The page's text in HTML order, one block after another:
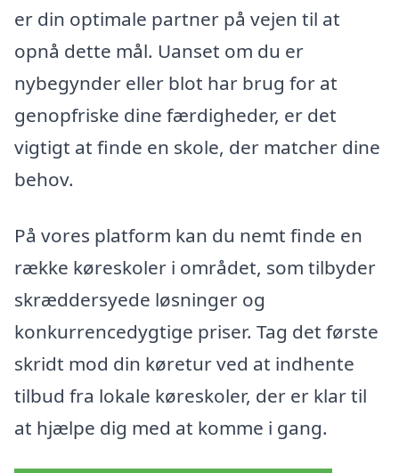
er din optimale partner på vejen til at
opnå dette mål. Uanset om du er
nybegynder eller blot har brug for at
genopfriske dine færdigheder, er det
vigtigt at finde en skole, der matcher dine
behov.
På vores platform kan du nemt finde en
række køreskoler i området, som tilbyder
skræddersyede løsninger og
konkurrencedygtige priser. Tag det første
skridt mod din køretur ved at indhente
tilbud fra lokale køreskoler, der er klar til
at hjælpe dig med at komme i gang.